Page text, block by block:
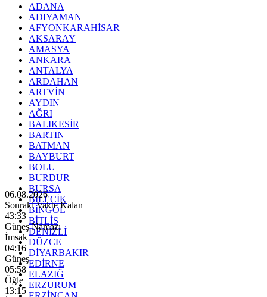
ADANA
ADIYAMAN
AFYONKARAHİSAR
AKSARAY
AMASYA
ANKARA
ANTALYA
ARDAHAN
ARTVİN
AYDIN
AĞRI
BALIKESİR
BARTIN
BATMAN
BAYBURT
BOLU
BURDUR
BURSA
BİLECİK
BİNGÖL
BİTLİS
DENİZLİ
DÜZCE
DİYARBAKIR
EDİRNE
ELAZIĞ
ERZURUM
06.08.2026
Sonraki Vakte Kalan
43:31
Güneş Namazı
İmsak
04:16
Güneş
05:58
Öğle
13:15